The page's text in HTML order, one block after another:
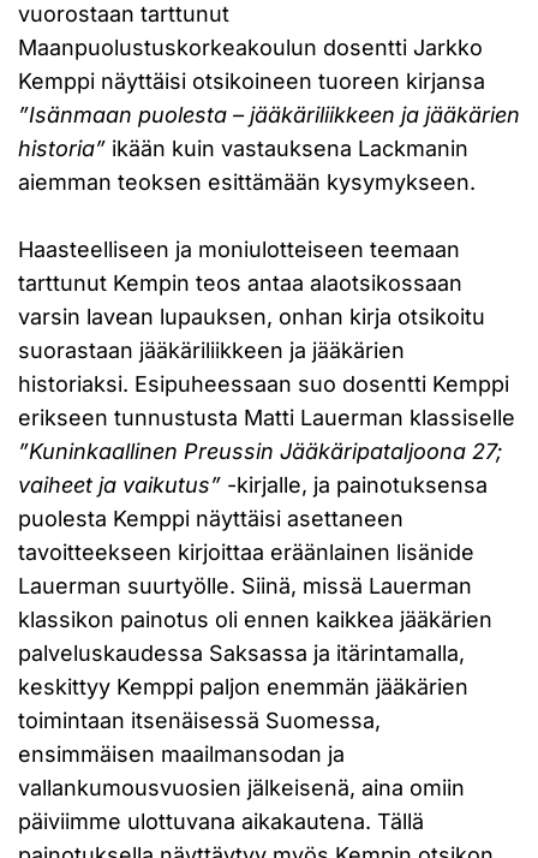
vuorostaan tarttunut
Maanpuolustuskorkeakoulun dosentti Jarkko
Kemppi näyttäisi otsikoineen tuoreen kirjansa
”Isänmaan puolesta – jääkäriliikkeen ja jääkärien
historia” ikään kuin vastauksena Lackmanin
aiemman teoksen esittämään kysymykseen.
Haasteelliseen ja moniulotteiseen teemaan
tarttunut Kempin teos antaa alaotsikossaan
varsin lavean lupauksen, onhan kirja otsikoitu
suorastaan jääkäriliikkeen ja jääkärien
historiaksi. Esipuheessaan suo dosentti Kemppi
erikseen tunnustusta Matti Lauerman klassiselle
”Kuninkaallinen Preussin Jääkäripataljoona 27;
vaiheet ja vaikutus” -kirjalle, ja painotuksensa
puolesta Kemppi näyttäisi asettaneen
tavoitteekseen kirjoittaa eräänlainen lisänide
Lauerman suurtyölle. Siinä, missä Lauerman
klassikon painotus oli ennen kaikkea jääkärien
palveluskaudessa Saksassa ja itärintamalla,
keskittyy Kemppi paljon enemmän jääkärien
toimintaan itsenäisessä Suomessa,
ensimmäisen maailmansodan ja
vallankumousvuosien jälkeisenä, aina omiin
päiviimme ulottuvana aikakautena. Tällä